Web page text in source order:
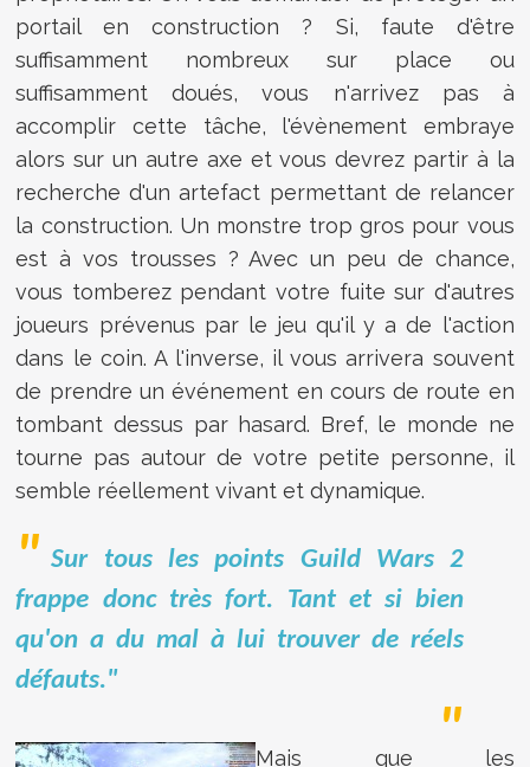
portail en construction ? Si, faute d'être
suffisamment nombreux sur place ou
suffisamment doués, vous n'arrivez pas à
accomplir cette tâche, l'évènement embraye
alors sur un autre axe et vous devrez partir à la
recherche d'un artefact permettant de relancer
la construction. Un monstre trop gros pour vous
est à vos trousses ? Avec un peu de chance,
vous tomberez pendant votre fuite sur d'autres
joueurs prévenus par le jeu qu'il y a de l'action
dans le coin. A l'inverse, il vous arrivera souvent
de prendre un événement en cours de route en
tombant dessus par hasard. Bref, le monde ne
tourne pas autour de votre petite personne, il
semble réellement vivant et dynamique.
Sur tous les points Guild Wars 2
frappe donc très fort. Tant et si bien
qu'on a du mal à lui trouver de réels
défauts."
Mais que les